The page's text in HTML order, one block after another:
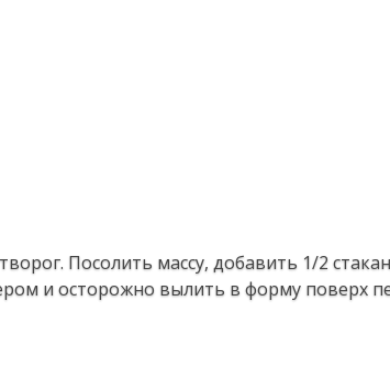
Посолить массу, добавить 1/2
и осторожно вылить в форму поверх